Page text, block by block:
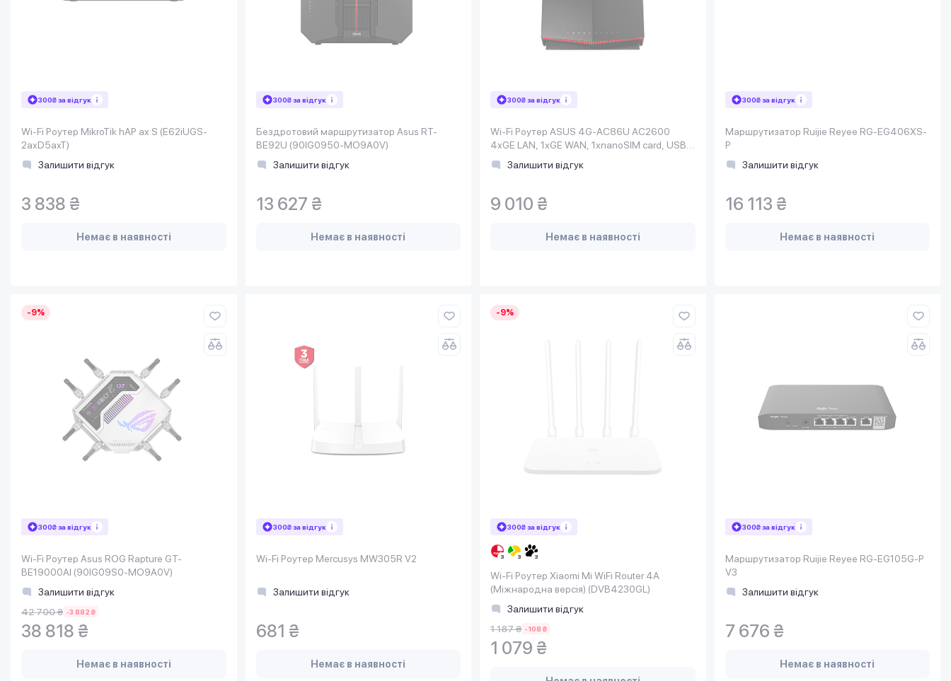
300₴ за відгук
Wi-Fi Роутер MikroTik hAP ax S (E62iUGS-
2axD5axT)
Залишити відгук
3 838 ₴
Немає в наявності
300₴ за відгук
Бездротовий маршрутизатор Asus RT-
BE92U (90IG0950-MO9A0V)
Залишити відгук
13 627 ₴
Немає в наявності
300₴ за відгук
Wi-Fi Роутер ASUS 4G-AC86U AC2600
4xGE LAN, 1xGE WAN, 1xnanoSIM card, USB
2.0 MU-MIMO
Залишити відгук
9 010 ₴
Немає в наявності
300₴ за відгук
Маршрутизатор Ruijie Reyee RG-EG406XS-
P
Залишити відгук
16 113 ₴
Немає в наявності
-9%
300₴ за відгук
Wi-Fi Роутер Asus ROG Rapture GT-
BE19000AI (90IG09S0-MO9A0V)
Залишити відгук
42 700 ₴ -3 882 ₴
38 818 ₴
Немає в наявності
300₴ за відгук
Wi-Fi Роутер Mercusys MW305R V2
Залишити відгук
681 ₴
Немає в наявності
-9%
300₴ за відгук
Wi-Fi Роутер Xiaomi Mi WiFi Router 4A
(Міжнародна версія) (DVB4230GL)
Залишити відгук
1 187 ₴ -108 ₴
1 079 ₴
300₴ за відгук
Маршрутизатор Ruijie Reyee RG-EG105G-P
V3
Залишити відгук
7 676 ₴
Немає в наявності